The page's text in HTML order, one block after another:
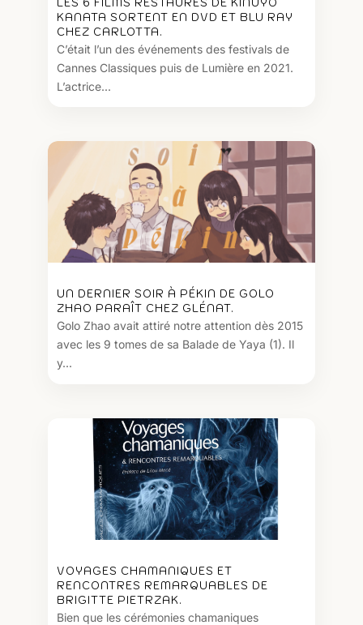
LES 6 FILMS RESTAURÉS DE KINUYO
KANATA SORTENT EN DVD ET BLU RAY
CHEZ CARLOTTA.
C’était l’un des événements des festivals de
Cannes Classiques puis de Lumière en 2021.
L’actrice...
UN DERNIER SOIR À PÉKIN DE GOLO
ZHAO PARAÎT CHEZ GLÉNAT.
Golo Zhao avait attiré notre attention dès 2015
avec les 9 tomes de sa Balade de Yaya (1). Il
y...
VOYAGES CHAMANIQUES ET
RENCONTRES REMARQUABLES DE
BRIGITTE PIETRZAK.
Bien que les cérémonies chamaniques